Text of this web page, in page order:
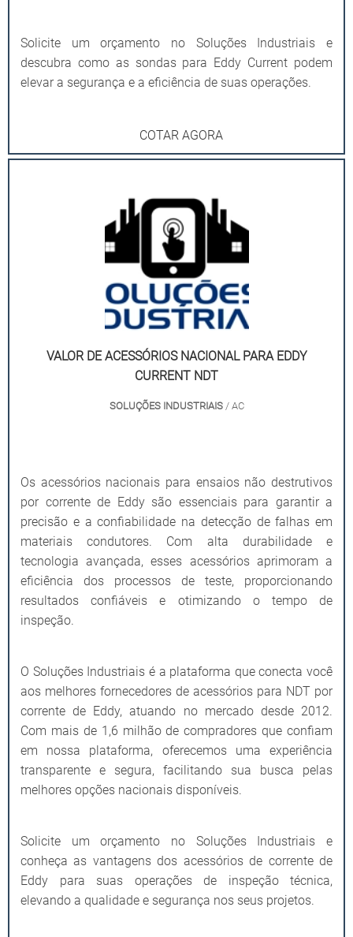
Solicite um orçamento no Soluções Industriais e
descubra como as sondas para Eddy Current podem
elevar a segurança e a eficiência de suas operações.
COTAR AGORA
VALOR DE ACESSÓRIOS NACIONAL PARA EDDY
CURRENT NDT
SOLUÇÕES INDUSTRIAIS/ AC
Os acessórios nacionais para ensaios não destrutivos
por corrente de Eddy são essenciais para garantir a
precisão e a confiabilidade na detecção de falhas em
materiais condutores. Com alta durabilidade e
tecnologia avançada, esses acessórios aprimoram a
eficiência dos processos de teste, proporcionando
resultados confiáveis e otimizando o tempo de
inspeção.
O Soluções Industriais é a plataforma que conecta você
aos melhores fornecedores de acessórios para NDT por
corrente de Eddy, atuando no mercado desde 2012.
Com mais de 1,6 milhão de compradores que confiam
em nossa plataforma, oferecemos uma experiência
transparente e segura, facilitando sua busca pelas
melhores opções nacionais disponíveis.
Solicite um orçamento no Soluções Industriais e
conheça as vantagens dos acessórios de corrente de
Eddy para suas operações de inspeção técnica,
elevando a qualidade e segurança nos seus projetos.